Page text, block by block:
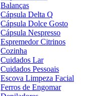
Balanças
Cápsula Delta Q
Cápsula Dolce Gosto
Cápsula Nespresso
Espremedor Citrinos
Cozinha
Cuidados Lar
Cuidados Pessoais
Escova Limpeza Facial
Ferros de Engomar